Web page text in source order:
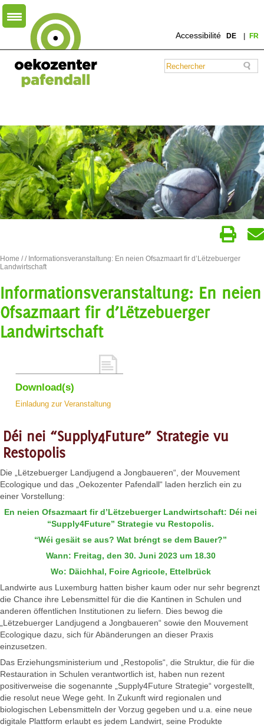
Accessibilité DE FR
Home // Informationsveranstaltung: En neien Ofsazmaart fir d’Lëtzebuerger
Landwirtschaft
Informationsveranstaltung: En neien
Ofsazmaart fir d’Lëtzebuerger
Landwirtschaft
Download(s)
Einladung zur Veranstaltung
Déi nei “Supply4Future” Strategie vu
Restopolis
Die „Lëtzebuerger Landjugend a Jongbaueren“, der Mouvement
Ecologique und das „Oekozenter Pafendall“ laden herzlich ein zu
einer Vorstellung:
En neien Ofsazmaart fir d’Lëtzebuerger Landwirtschaft: Déi nei
“Supply4Future” Strategie vu Restopolis.
“Wéi gesäit se aus? Wat bréngt se dem Bauer?”
Wann: Freitag, den 30. Juni 2023 um 18.30
Wo: Däichhal, Foire Agricole, Ettelbrück
Landwirte aus Luxemburg hatten bisher kaum oder nur sehr begrenzt
die Chance ihre Lebensmittel für die die Kantinen in Schulen und
anderen öffentlichen Institutionen zu liefern. Dies bewog die
„Lëtzebuerger Landjugend a Jongbaueren“ sowie den Mouvement
Ecologique dazu, sich für Abänderungen an dieser Praxis
einzusetzen.
Das Erziehungsministerium und „Restopolis“, die Struktur, die für die
Restauration in Schulen verantwortlich ist, haben nun rezent
positiverweise die sogenannte „Supply4Future Strategie“ vorgestellt,
die resolut neue Wege geht. In Zukunft wird regionalen und
biologischen Lebensmitteln der Vorzug gegeben und u.a. eine neue
digitale Plattform erlaubt es jedem Landwirt, seine Produkte